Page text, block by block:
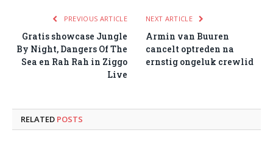
PREVIOUS ARTICLE
Gratis showcase Jungle
By Night, Dangers Of The
Sea en Rah Rah in Ziggo
Live
NEXT ARTICLE
Armin van Buuren
cancelt optreden na
ernstig ongeluk crewlid
RELATED POSTS